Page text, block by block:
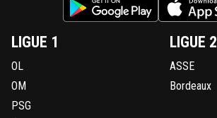
LIGUE 1
OL
OM
PSG
LIGUE 2
ASSE
Bordeaux